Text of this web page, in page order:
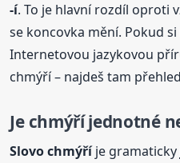
-í. To je hlavní rozdíl oproti
se koncovka mění. Pokud
Internetovou jazykovou
chmýří – najdeš tam
Je chmýří jednotné
Slovo chmýříje gramaticky